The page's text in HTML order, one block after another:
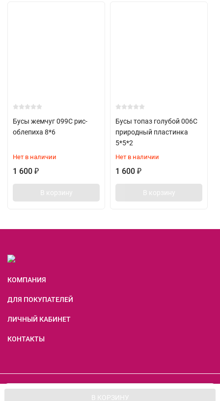
В КОРЗИНУ
Бусы жемчуг 099С рис-
облепиха 8*6
Нет в наличии
1 600 ₽
В корзину
Бусы топаз голубой 006С
природный пластинка
5*5*2
Нет в наличии
1 600 ₽
В корзину
КОМПАНИЯ
ДЛЯ ПОКУПАТЕЛЕЙ
ЛИЧНЫЙ КАБИНЕТ
КОНТАКТЫ